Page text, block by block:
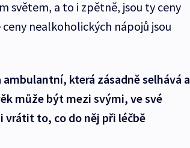
světem, a to i zpětně, jsou ty ceny
nealkoholických nápojů jsou
která zásadně selhává a
může být mezi svými, ve své
vrátit to, co do něj při léčbě